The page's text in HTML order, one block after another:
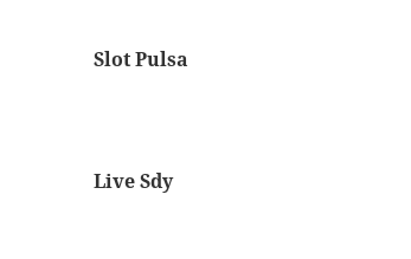
Slot Pulsa
Live Sdy